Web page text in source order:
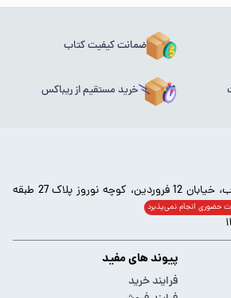
ضمانت کیفیت کتاب
خرید مستقیم از ریباکس
آدرس: تهران، میدان انقلاب، خیابان 12 فروردین، کوچه نوروز پلاک 27 طبقه
حضوری انجام‌ نمی‌پذیرد
پیوند های مفید
فرایند خرید